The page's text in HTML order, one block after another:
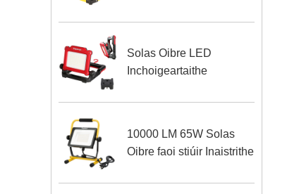
Solas Oibre LED
Inchoigeartaithe
10000 LM 65W Solas
Oibre faoi stiúir Inaistrithe